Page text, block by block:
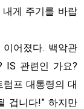
내게 주기를 바랍
어졌다. 백악관
IS 관련인 가요?
럼프 대통령의 대
겁니다!” 하지만